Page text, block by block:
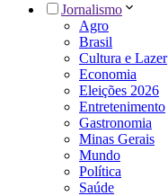
Jornalismo
Agro
Brasil
Cultura e Lazer
Economia
Eleições 2026
Entretenimento
Gastronomia
Minas Gerais
Mundo
Política
Saúde